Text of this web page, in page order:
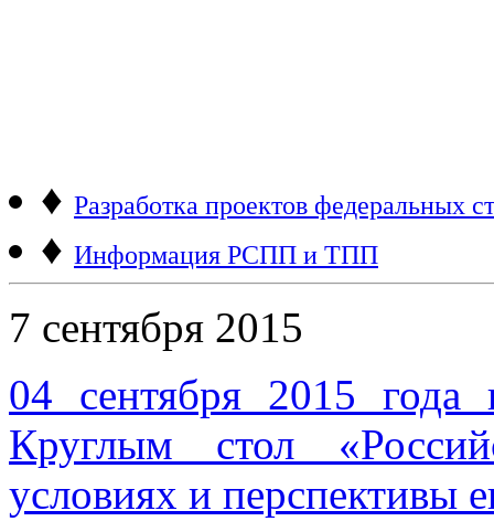
♦ Разработка проектов федеральных
♦ Информация РСПП и ТПП
7 сентября 2015
04 сентября 2015 года
Круглым стол
условиях и перспективы